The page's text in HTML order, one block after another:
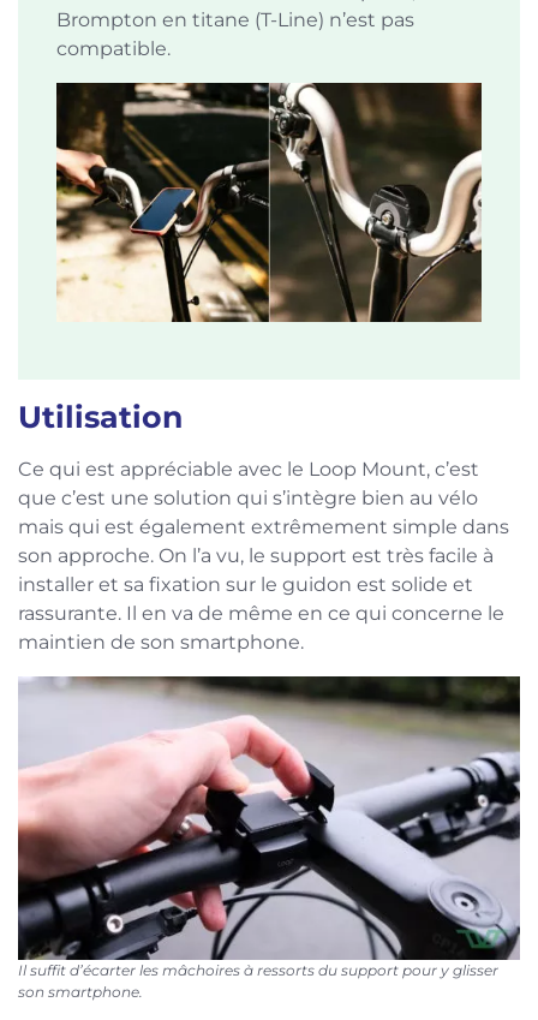
Brompton en titane (T-Line) n’est pas
compatible.
Utilisation
Ce qui est appréciable avec le Loop Mount, c’est
que c’est une solution qui s’intègre bien au vélo
mais qui est également extrêmement simple dans
son approche. On l’a vu, le support est très facile à
installer et sa fixation sur le guidon est solide et
rassurante. Il en va de même en ce qui concerne le
maintien de son smartphone.
Il suffit d’écarter les mâchoires à ressorts du support pour y glisser
son smartphone.